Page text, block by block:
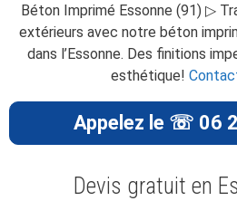
Béton Imprimé Essonne (91) ▷
extérieurs avec notre béton
dans l’Essonne. Des finitions
esthétique!
Appelez le ☏ 06
Devis gratuit en